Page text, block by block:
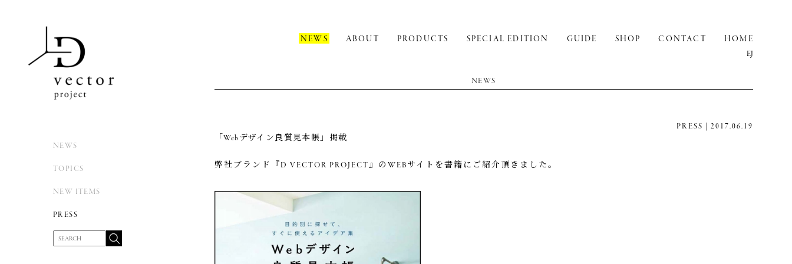
NEWS
TOPICS
NEW ITEMS
PRESS
NEWS ABOUT PRODUCTS SPECIAL EDITION GUIDE SHOP CONTACT
HOME
EJ
NEWS
「Webデザイン良質見本帳」掲載
PRESS | 2017.06.19
弊社ブランド『D VECTOR PROJECT』のWEBサイトを書籍にご紹介頂きました。